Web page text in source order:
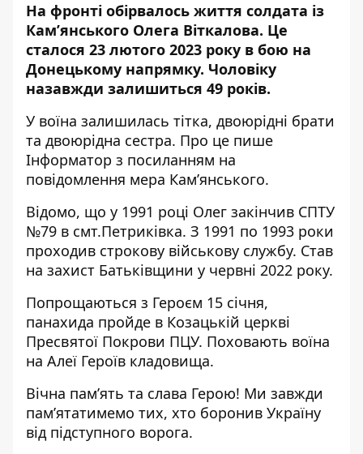
На фронті обірвалось життя солдата із
Кам’янського Олега Віткалова. Це
сталося 23 лютого 2023 року в бою на
Донецькому напрямку. Чоловіку
назавжди залишиться 49 років.
У воїна залишилась тітка, двоюрідні брати
та двоюрідна сестра. Про це пише
Інформатор з посиланням на
повідомлення мера Кам’янського.
Відомо, що у 1991 році Олег закінчив СПТУ
№79 в смт.Петриківка. З 1991 по 1993 роки
проходив строкову військову службу. Став
на захист Батьківщини у червні 2022 року.
Попрощаються з Героєм 15 січня,
панахида пройде в Козацькій церкві
Пресвятої Покрови ПЦУ. Поховають воїна
на Алеї Героїв кладовища.
Вічна пам’ять та слава Герою! Ми завжди
пам’ятатимемо тих, хто боронив Україну
від підступного ворога.